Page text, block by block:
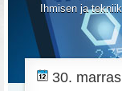
Ihmisen ja
30.